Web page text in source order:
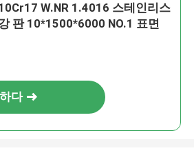
W.NR 1.4016 스테인리스
판 10*1500*6000 NO.1 표면
다